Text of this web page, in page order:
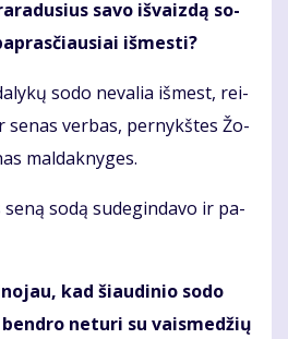
sa­vo iš­vaiz­dą so­
iš­mes­ti?
so­do ne­va­lia iš­mest, rei­
se­nas ver­bas, per­nykš­tes Žo­
mal­dak­ny­ges.
se­ną so­dą su­de­gin­da­vo ir pa­
kad šiau­di­nio so­do
ne­tu­ri su vais­me­džių